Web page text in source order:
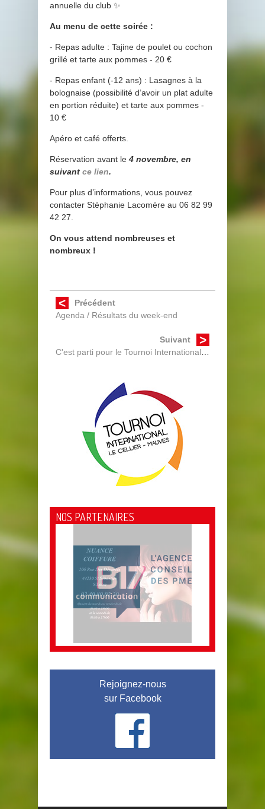
annuelle du club ✨
Au menu de cette soirée :
- Repas adulte : Tajine de poulet ou cochon
grillé et tarte aux pommes - 20 €
- Repas enfant (-12 ans) : Lasagnes à la
bolognaise (possibilité d’avoir un plat adulte
en portion réduite) et tarte aux pommes -
10 €
Apéro et café offerts.
Réservation avant le 4 novembre, en
suivant ce lien.
Pour plus d’informations, vous pouvez
contacter Stéphanie Lacomère au 06 82 99
42 27.
On vous attend nombreuses et
nombreux !
Précédent
Agenda / Résultats du week-end
Suivant
C'est parti pour le Tournoi International 2024
NOS PARTENAIRES
Rejoignez-nous
sur Facebook